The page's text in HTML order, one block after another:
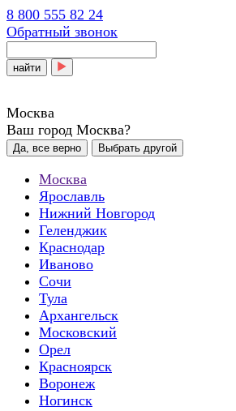
8 800 555 82 24
Обратный звонок
найти
Москва
Ваш город Москва?
Да, все верно Выбрать другой
Москва
Ярославль
Нижний Новгород
Геленджик
Краснодар
Иваново
Сочи
Тула
Архангельск
Московский
Орел
Красноярск
Воронеж
Ногинск